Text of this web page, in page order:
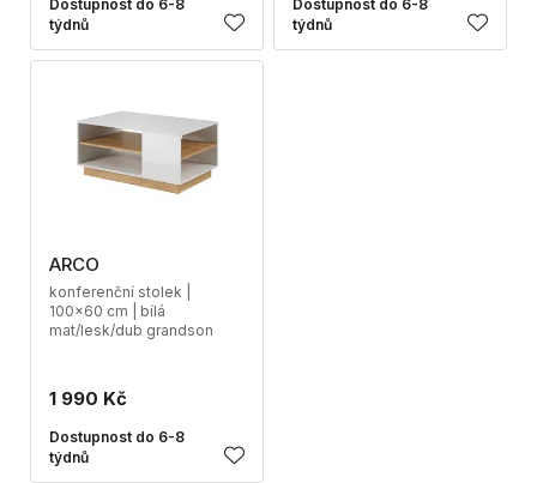
Dostupnost do 6-8
týdnů
Dostupnost do 6-8
týdnů
ARCO
konferenční stolek |
100x60 cm | bílá
mat/lesk/dub grandson
1 990 Kč
Dostupnost do 6-8
týdnů